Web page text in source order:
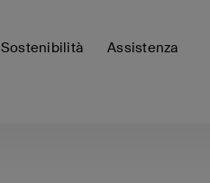
Sostenibilità Assistenza